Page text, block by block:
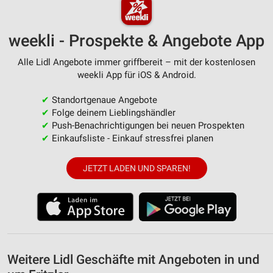
weekli - Prospekte & Angebote App
Alle Lidl Angebote immer griffbereit – mit der kostenlosen
weekli App für iOS & Android.
✔ Standortgenaue Angebote
✔ Folge deinem Lieblingshändler
✔ Push-Benachrichtigungen bei neuen Prospekten
✔ Einkaufsliste - Einkauf stressfrei planen
JETZT LADEN UND SPAREN!
Weitere Lidl Geschäfte mit Angeboten in und
Verwendung von Profilen zur Auswahl
personalisierter Inhalte
Messung der Werbeleistung
Analyse von Zielgruppen durch Statistiken oder
Kombinationen von Daten aus verschiedenen
Quellen
Entwicklung und Verbesserung der Angebote
Verwendung reduzierter Daten zur Auswahl von
Inhalten
IAB-Besonderheiten:
Geräte anhand von aktiv angeforderten
Informationen identifizieren